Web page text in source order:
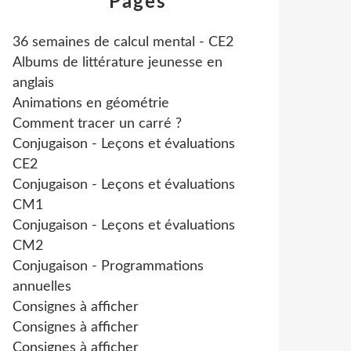
36 semaines de calcul mental - CE2
Albums de littérature jeunesse en
anglais
Animations en géométrie
Comment tracer un carré ?
Conjugaison - Leçons et évaluations
CE2
Conjugaison - Leçons et évaluations
CM1
Conjugaison - Leçons et évaluations
CM2
Conjugaison - Programmations
annuelles
Consignes à afficher
Consignes à afficher
Consignes à afficher